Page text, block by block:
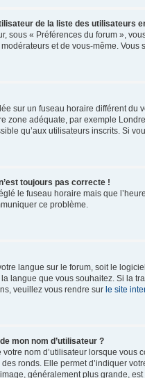
de la liste des utilisateurs
sous « Préférences du forum »,
et de vous-même.
sur un fuseau horaire différent
zone adéquate, par exemple
qu’aux utilisateurs inscrits. Si
toujours pas correcte !
le fuseau horaire mais que
ce problème.
langue sur le forum, soit le
langue que vous souhaitez. Si la
veuillez vous rendre sur le site
mon nom d’utilisateur ?
nom d’utilisateur lorsque
ronds. Elle permet d’indiquer
généralement plus grande,